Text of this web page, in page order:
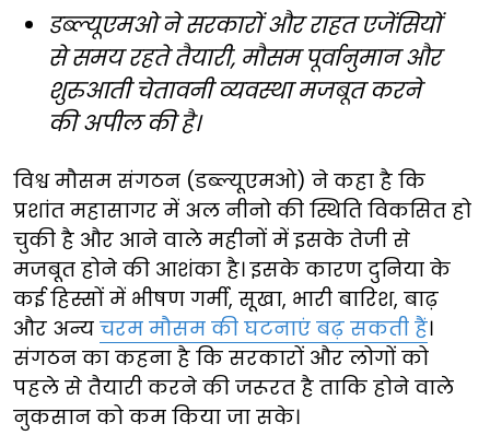
डब्ल्यूएमओ ने सरकारों और राहत एजेंसियों
से समय रहते तैयारी, मौसम पूर्वानुमान और
शुरुआती चेतावनी व्यवस्था मजबूत करने
की अपील की है।
विश्व मौसम संगठन (डब्ल्यूएमओ) ने कहा है कि
प्रशांत महासागर में अल नीनो की स्थिति विकसित हो
चुकी है और आने वाले महीनों में इसके तेजी से
मजबूत होने की आशंका है। इसके कारण दुनिया के
कई हिस्सों में भीषण गर्मी, सूखा, भारी बारिश, बाढ़
और अन्य चरम मौसम की घटनाएं बढ़ सकती हैं।
संगठन का कहना है कि सरकारों और लोगों को
पहले से तैयारी करने की जरूरत है ताकि होने वाले
नुकसान को कम किया जा सके।